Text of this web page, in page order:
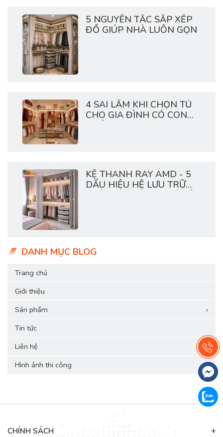
5 NGUYÊN TẮC SẮP XẾP
ĐỒ GIÚP NHÀ LUÔN GỌN
4 SAI LẦM KHI CHỌN TỦ
CHO GIA ĐÌNH CÓ CON
KỆ THANH RAY AMD - 5
DẤU HIỆU HỆ LƯU TRỮ
DANH MỤC BLOG
Trang chủ
Giới thiệu
Sản phẩm
›
Tin tức
Liên hệ
Hình ảnh thi công
›
CHÍNH SÁCH